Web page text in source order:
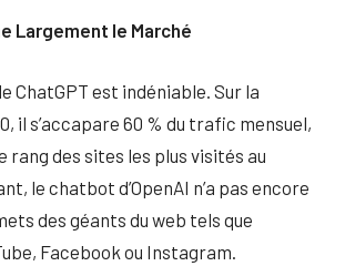
Largement le Marché
ChatGPT est indéniable. Sur la
il s’accapare 60 % du trafic mensuel,
rang des sites les plus visités au
le chatbot d’OpenAI n’a pas encore
des géants du web tels que
Facebook ou Instagram.